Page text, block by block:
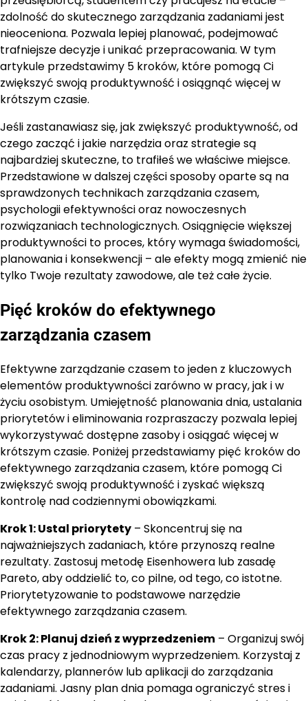
zdolność do skutecznego zarządzania zadaniami jest
nieoceniona. Pozwala lepiej planować, podejmować
trafniejsze decyzje i unikać przepracowania. W tym
artykule przedstawimy 5 kroków, które pomogą Ci
zwiększyć swoją produktywność i osiągnąć więcej w
krótszym czasie.
Jeśli zastanawiasz się, jak zwiększyć produktywność, od
czego zacząć i jakie narzędzia oraz strategie są
najbardziej skuteczne, to trafiłeś we właściwe miejsce.
Przedstawione w dalszej części sposoby oparte są na
sprawdzonych technikach zarządzania czasem,
psychologii efektywności oraz nowoczesnych
rozwiązaniach technologicznych. Osiągnięcie większej
produktywności to proces, który wymaga świadomości,
planowania i konsekwencji – ale efekty mogą zmienić nie
tylko Twoje rezultaty zawodowe, ale też całe życie.
Pięć kroków do efektywnego
zarządzania czasem
Efektywne zarządzanie czasem to jeden z kluczowych
elementów produktywności zarówno w pracy, jak i w
życiu osobistym. Umiejętność planowania dnia, ustalania
priorytetów i eliminowania rozpraszaczy pozwala lepiej
wykorzystywać dostępne zasoby i osiągać więcej w
krótszym czasie. Poniżej przedstawiamy pięć kroków do
efektywnego zarządzania czasem, które pomogą Ci
zwiększyć swoją produktywność i zyskać większą
kontrolę nad codziennymi obowiązkami.
Krok 1: Ustal priorytety – Skoncentruj się na
najważniejszych zadaniach, które przynoszą realne
rezultaty. Zastosuj metodę Eisenhowera lub zasadę
Pareto, aby oddzielić to, co pilne, od tego, co istotne.
Priorytetyzowanie to podstawowe narzędzie
efektywnego zarządzania czasem.
Krok 2: Planuj dzień z wyprzedzeniem – Organizuj swój
czas pracy z jednodniowym wyprzedzeniem. Korzystaj z
kalendarzy, plannerów lub aplikacji do zarządzania
zadaniami. Jasny plan dnia pomaga ograniczyć stres i